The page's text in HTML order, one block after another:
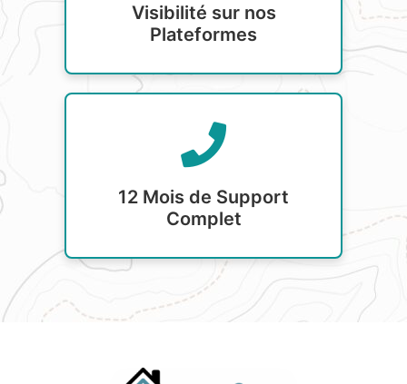
Visibilité sur nos
Plateformes
12 Mois de Support
Complet